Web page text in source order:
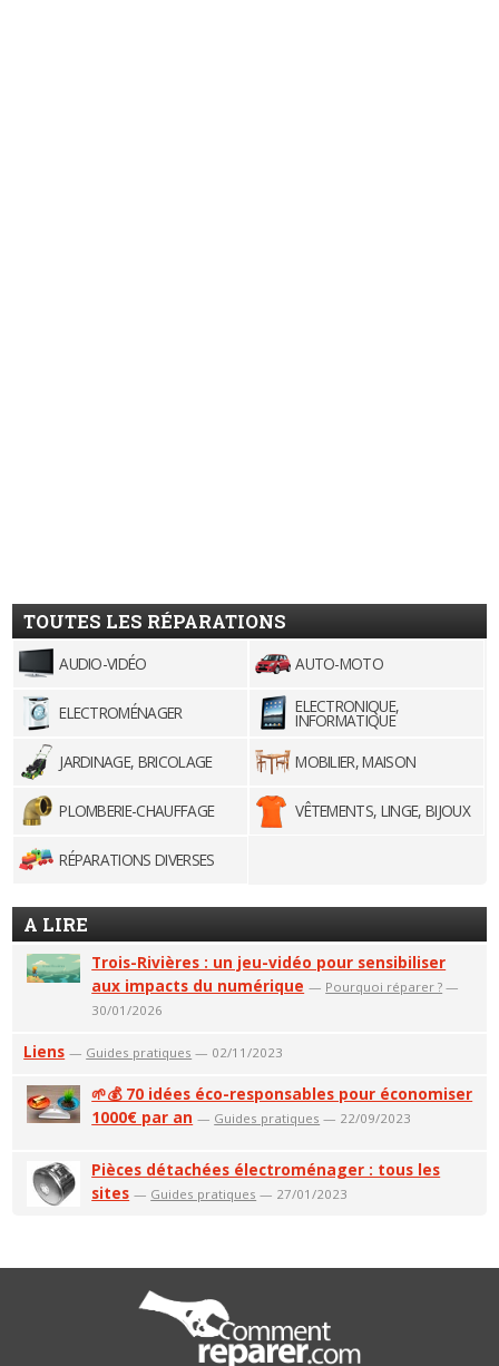
TOUTES LES RÉPARATIONS
AUDIO-VIDÉO AUTO-MOTO
ELECTROMÉNAGER ELECTRONIQUE,
INFORMATIQUE
JARDINAGE, BRICOLAGE
MOBILIER, MAISON
PLOMBERIE-CHAUFFAGE VÊTEMENTS, LINGE, BIJOUX
RÉPARATIONS DIVERSES
A LIRE
Trois-Rivières : un jeu-vidéo pour sensibiliser
aux impacts du numérique — Pourquoi réparer ? —
30/01/2026
Liens — Guides pratiques — 02/11/2023
🌱💰 70 idées éco-responsables pour économiser
1000€ par an — Guides pratiques — 22/09/2023
Pièces détachées électroménager : tous les
sites — Guides pratiques — 27/01/2023